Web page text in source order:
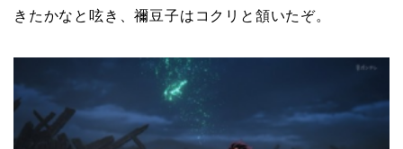
きたかなと呟き、禰豆子はコクリと頷いたぞ。